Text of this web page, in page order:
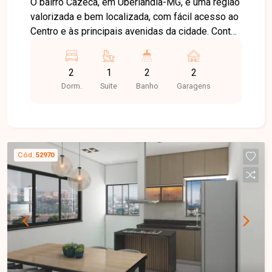
O bairro Cazeca, em Uberlândia-MG, é uma região
valorizada e bem localizada, com fácil acesso ao
Centro e às principais avenidas da cidade. Conta
supermercados, escolas, farmácias e diversos
serviços, oferecendo praticidade e qualidade de
de teto, 02 quartos, sendo 01 suíte com closet,
armários planejados e varanda, além de banheiro
social. A suíte possui banheiro com box em vidro
temperado, armário sob a pia e espelho. A
cozinha é planejada, equipada com armários,
forno, cooktop e bancada, além de lavanderia
independente. A varanda gourmet, com acesso
pela sala e pela cozinha, conta com armários
planejados, proporcionando um ambiente ideal
2
Dorm.
1
Suite
2
Banho
2
Garagens
Cód. 52970